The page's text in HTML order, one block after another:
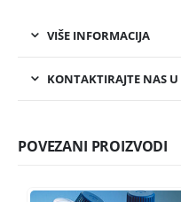
VIŠE INFORMACIJA
KONTAKTIRAJTE NAS
POVEZANI PROIZVODI